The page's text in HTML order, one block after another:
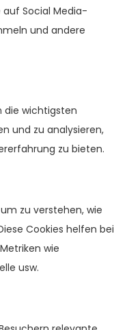
auf Social Media-
und andere
die wichtigsten
und zu analysieren,
zu bieten.
zu verstehen, wie
Cookies helfen bei
wie
usw.